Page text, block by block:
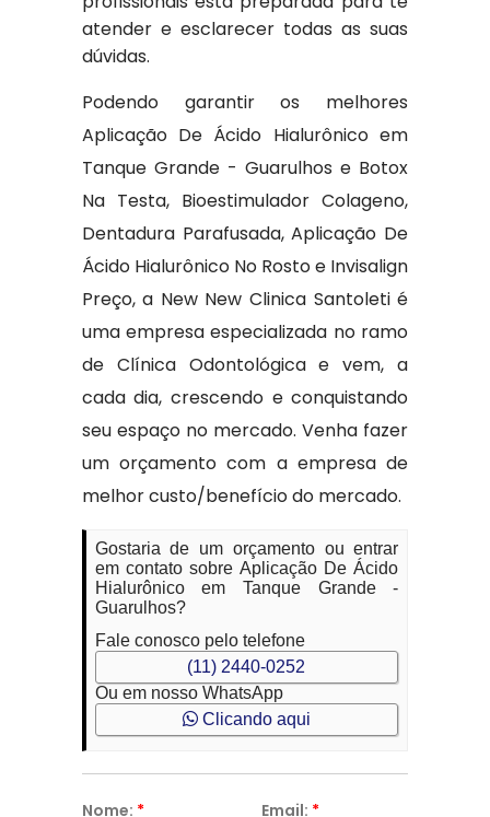
atender e esclarecer todas as suas
dúvidas.
Podendo garantir os melhores
Aplicação De Ácido Hialurônico em
Tanque Grande - Guarulhos e Botox
Na Testa, Bioestimulador Colageno,
Dentadura Parafusada, Aplicação De
Ácido Hialurônico No Rosto e Invisalign
Preço, a New New Clinica Santoleti é
uma empresa especializada no ramo
de Clínica Odontológica e vem, a
cada dia, crescendo e conquistando
seu espaço no mercado. Venha fazer
um orçamento com a empresa de
melhor custo/benefício do mercado.
Gostaria de um orçamento ou entrar
em contato sobre Aplicação De Ácido
Hialurônico em Tanque Grande -
Guarulhos?
Fale conosco pelo telefone
(11) 2440-0252
Ou em nosso WhatsApp
Clicando aqui
Nome: * Email: *